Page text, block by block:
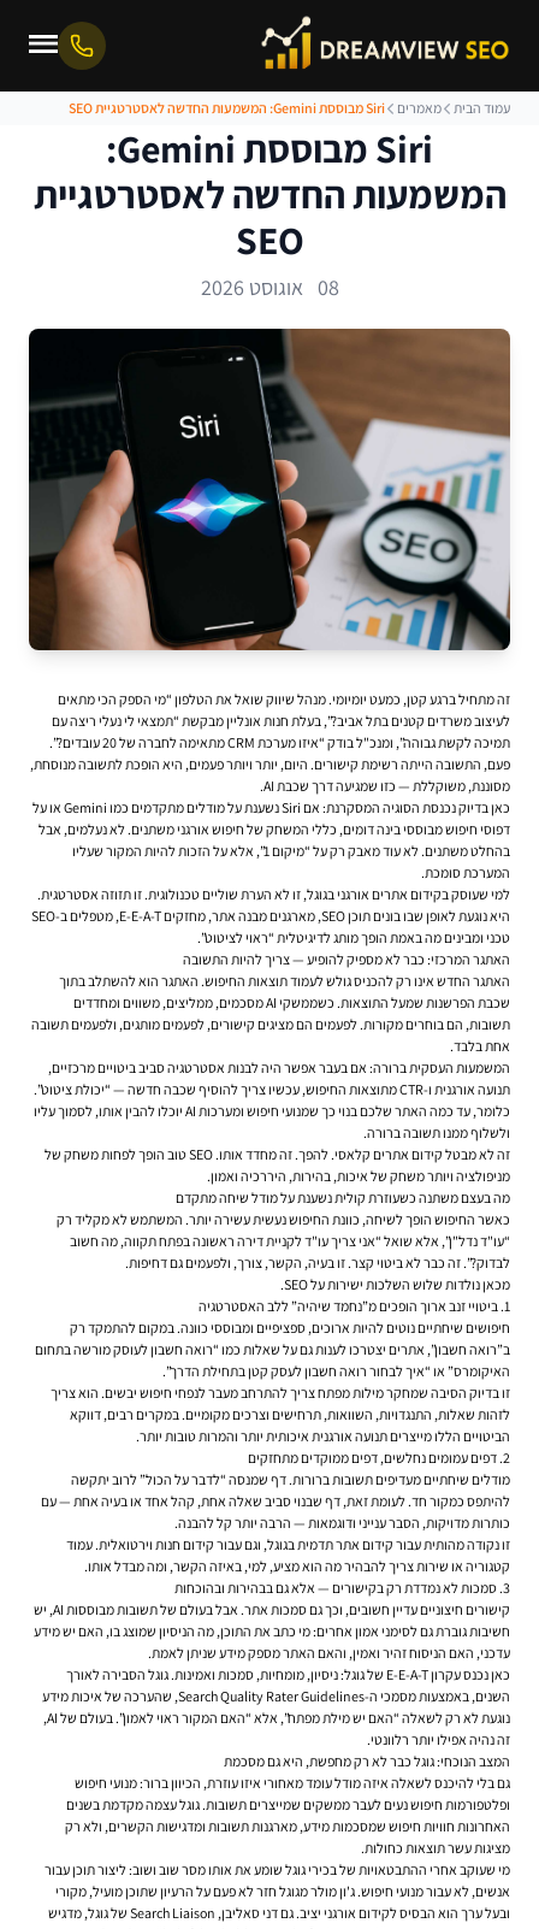
עמוד הבית מאמרים Siri מבוססת Gemini: המשמעות החדשה לאסטרטגיית SEO
Siri מבוססת Gemini:
המשמעות החדשה לאסטרטגיית
SEO
08 אוגוסט 2026
זה מתחיל ברגע קטן, כמעט יומיומי. מנהל שיווק שואל את הטלפון “מי הספק הכי מתאים
לעיצוב משרדים קטנים בתל אביב?”, בעלת חנות אונליין מבקשת “תמצאי לי נעלי ריצה עם
תמיכה לקשת גבוהה”, ומנכ"ל בודק “איזו מערכת CRM מתאימה לחברה של 20 עובדים?”.
פעם, התשובה הייתה רשימת קישורים. היום, יותר ויותר פעמים, היא הופכת לתשובה מנוסחת,
מסוננת, משוקללת — כזו שמגיעה דרך שכבת AI.
כאן בדיוק נכנסת הסוגיה המסקרנת: אם Siri נשענת על מודלים מתקדמים כמו Gemini או על
דפוסי חיפוש מבוססי בינה דומים, כללי המשחק של חיפוש אורגני משתנים. לא נעלמים, אבל
בהחלט משתנים. לא עוד מאבק רק על “מיקום 1”, אלא על הזכות להיות המקור שעליו
המערכת סומכת.
למי שעוסק בקידום אתרים אורגני בגוגל, זו לא הערת שוליים טכנולוגית. זו תזוזה אסטרטגית.
היא נוגעת לאופן שבו בונים תוכן SEO, מארגנים מבנה אתר, מחזקים E-E-A-T, מטפלים ב-SEO
טכני ומבינים מה באמת הופך מותג לדיגיטלית “ראוי לציטוט”.
האתגר המרכזי: כבר לא מספיק להופיע — צריך להיות התשובה
האתגר החדש אינו רק להכניס גולש לעמוד תוצאות החיפוש. האתגר הוא להשתלב בתוך
שכבת הפרשנות שמעל התוצאות. כשממשקי AI מסכמים, ממליצים, משווים ומחדדים
תשובות, הם בוחרים מקורות. לפעמים הם מציגים קישורים, לפעמים מותגים, ולפעמים תשובה
אחת בלבד.
המשמעות העסקית ברורה: אם בעבר אפשר היה לבנות אסטרטגיה סביב ביטויים מרכזיים,
תנועה אורגנית ו-CTR מתוצאות החיפוש, עכשיו צריך להוסיף שכבה חדשה — “יכולת ציטוט”.
כלומר, עד כמה האתר שלכם בנוי כך שמנועי חיפוש ומערכות AI יוכלו להבין אותו, לסמוך עליו
ולשלוף ממנו תשובה ברורה.
זה לא מבטל קידום אתרים קלאסי. להפך. זה מחדד אותו. SEO טוב הופך לפחות משחק של
מניפולציה ויותר משחק של איכות, בהירות, היררכיה ואמון.
מה בעצם משתנה כשעוזרת קולית נשענת על מודל שיחה מתקדם
כאשר החיפוש הופך לשיחה, כוונת החיפוש נעשית עשירה יותר. המשתמש לא מקליד רק
“עו"ד נדל"ן”, אלא שואל “אני צריך עו"ד לקניית דירה ראשונה בפתח תקווה, מה חשוב
לבדוק?”. זה כבר לא ביטוי קצר. זו בעיה, הקשר, צורך, ולפעמים גם דחיפות.
מכאן נולדות שלוש השלכות ישירות על SEO.
1. ביטויי זנב ארוך הופכים מ”נחמד שיהיה” ללב האסטרטגיה
חיפושים שיחתיים נוטים להיות ארוכים, ספציפיים ומבוססי כוונה. במקום להתמקד רק
ב”רואה חשבון”, אתרים יצטרכו לענות גם על שאלות כמו “רואה חשבון לעוסק מורשה בתחום
האיקומרס” או “איך לבחור רואה חשבון לעסק קטן בתחילת הדרך”.
זו בדיוק הסיבה שמחקר מילות מפתח צריך להתרחב מעבר לנפחי חיפוש יבשים. הוא צריך
לזהות שאלות, התנגדויות, השוואות, תרחישים וצרכים מקומיים. במקרים רבים, דווקא
הביטויים הללו מייצרים תנועה אורגנית איכותית יותר והמרות טובות יותר.
2. דפים עמומים נחלשים, דפים ממוקדים מתחזקים
מודלים שיחתיים מעדיפים תשובות ברורות. דף שמנסה “לדבר על הכול” לרוב יתקשה
להיתפס כמקור חד. לעומת זאת, דף שבנוי סביב שאלה אחת, קהל אחד או בעיה אחת — עם
כותרות מדויקות, הסבר ענייני ודוגמאות — הרבה יותר קל להבנה.
זו נקודה מהותית עבור קידום אתר תדמית בגוגל, וגם עבור קידום חנות וירטואלית. עמוד
קטגוריה או שירות צריך להבהיר מה הוא מציע, למי, באיזה הקשר, ומה מבדל אותו.
3. סמכות לא נמדדת רק בקישורים — אלא גם בבהירות ובהוכחות
קישורים חיצוניים עדיין חשובים, וכך גם סמכות אתר. אבל בעולם של תשובות מבוססות AI, יש
חשיבות גוברת גם לסימני אמון אחרים: מי כתב את התוכן, מה הניסיון שמוצג בו, האם יש מידע
עדכני, האם הניסוח זהיר ואמין, והאם האתר מספק מידע שניתן לאמת.
כאן נכנס עקרון E-E-A-T של גוגל: ניסיון, מומחיות, סמכות ואמינות. גוגל הסבירה לאורך
השנים, באמצעות מסמכי ה-Search Quality Rater Guidelines, שהערכה של איכות מידע
נוגעת לא רק לשאלה “האם יש מילת מפתח”, אלא “האם המקור ראוי לאמון”. בעולם של AI,
זה נהיה אפילו יותר רלוונטי.
המצב הנוכחי: גוגל כבר לא רק מחפשת, היא גם מסכמת
גם בלי להיכנס לשאלה איזה מודל עומד מאחורי איזו עוזרת, הכיוון ברור: מנועי חיפוש
ופלטפורמות חיפוש נעים לעבר ממשקים שמייצרים תשובות. גוגל עצמה מקדמת בשנים
האחרונות חוויות חיפוש שמסכמות מידע, מארגנות תשובות ומדגישות הקשרים, ולא רק
מציגות עשר תוצאות כחולות.
מי שעוקב אחרי ההתבטאויות של בכירי גוגל שומע את אותו מסר שוב ושוב: ליצור תוכן עבור
אנשים, לא עבור מנועי חיפוש. ג'ון מולר מגוגל חזר לא פעם על הרעיון שתוכן מועיל, מקורי
ובעל ערך הוא הבסיס לקידום אורגני יציב. גם דני סאליבן, Search Liaison של גוגל, מדגיש